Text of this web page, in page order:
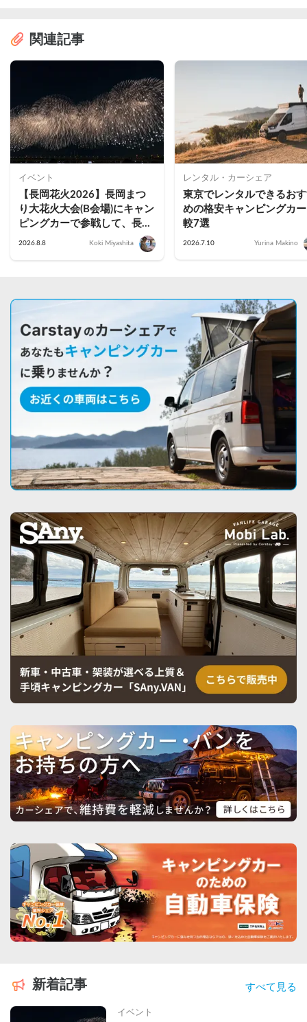
関連記事
イベント
【長岡花火2026】長岡まつ
り大花火大会(B会場)にキャン
ピングカーで参戦して、長岡
2026.8.8 Koki Miyashita
レンタル・カーシェア
東京でレンタルできるお
めの格安キャンピングカ
較7選
2026.7.10 Yurina Makino
新着記事 すべて見る
イベント